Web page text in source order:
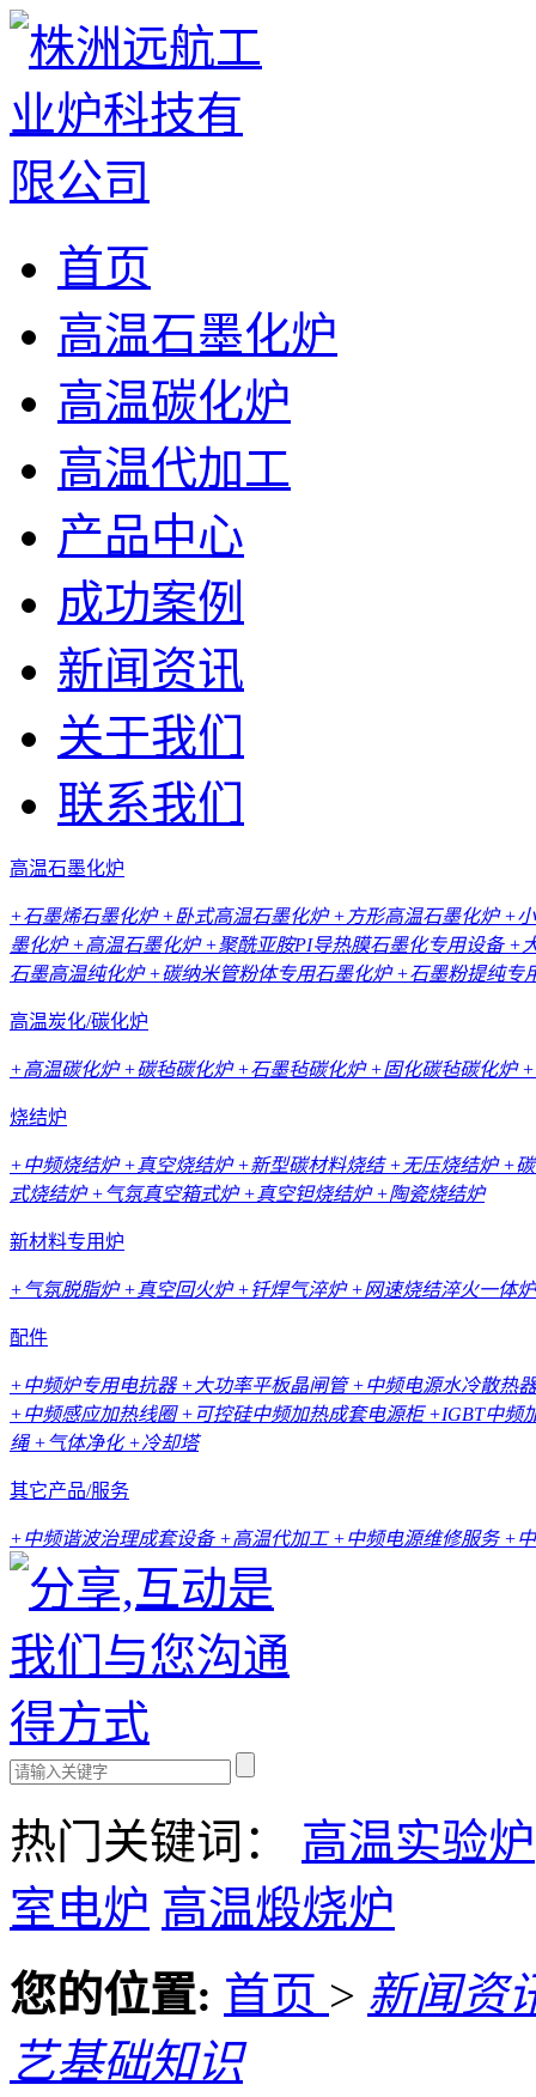
首页
高温石墨化炉
高温碳化炉
高温代加工
产品中心
成功案例
新闻资讯
关于我们
联系我们
高温石墨化炉
+石墨烯石墨化炉+卧式高温石墨化炉+方形高温石墨化炉+
墨化炉+高温石墨化炉+聚酰亚胺PI导热膜石墨化专用设备 +
石墨高温纯化炉+碳纳米管粉体专用石墨化炉+石墨粉提纯专
高温炭化/碳化炉
+高温碳化炉+碳毡碳化炉+石墨毡碳化炉+固化碳毡碳化炉
烧结炉
+中频烧结炉+真空烧结炉+新型碳材料烧结+无压烧结炉+
式烧结炉+气氛真空箱式炉+真空钽烧结炉+陶瓷烧结炉
新材料专用炉
+气氛脱脂炉+真空回火炉+钎焊气淬炉+网速烧结淬火一体炉
配件
+中频炉专用电抗器 +大功率平板晶闸管+中频电源水冷散热
+中频感应加热线圈+可控硅中频加热成套电源柜+IGBT中频
绳 +气体净化+冷却塔
其它产品/服务
+中频谐波治理成套设备 +高温代加工+中频电源维修服务 +
热门关键词： 高温实验炉
室电炉 高温煅烧炉
您的位置: 首页 > 新闻资
艺基础知识